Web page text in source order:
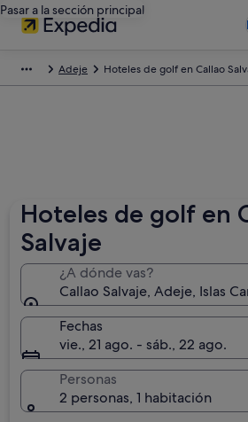
Pasar a la sección principal
Adeje Hoteles de golf en Callao
Hoteles de golf en
Salvaje
¿A dónde vas?
Callao Salvaje, Adeje, Islas
Fechas
vie., 21 ago. - sáb., 22 ago.
Personas
2 personas, 1 habitación